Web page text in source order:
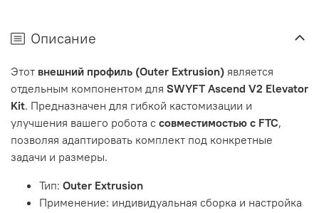
Описание
Этот внешний профиль (Outer Extrusion) является
отдельным компонентом для SWYFT Ascend V2 Elevator
Kit. Предназначен для гибкой кастомизации и
улучшения вашего робота с совместимостью с FTC,
позволяя адаптировать комплект под конкретные
задачи и размеры.
Тип: Outer Extrusion
Применение: индивидуальная сборка и настройка